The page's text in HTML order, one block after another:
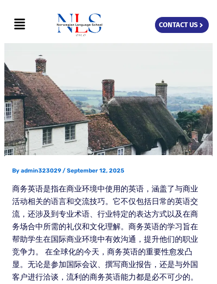
content
Menu CONTACT US
By admin323029 / September 12, 2025
商务英语是指在商业环境中使用的英语，涵盖了与商业
活动相关的语言和交流技巧。它不仅包括日常的英语交
流，还涉及到专业术语、行业特定的表达方式以及在商
务场合中所需的礼仪和文化理解。商务英语的学习旨在
帮助学生在国际商业环境中有效沟通，提升他们的职业
竞争力。 在全球化的今天，商务英语的重要性愈发凸
显。无论是参加国际会议、撰写商业报告，还是与外国
客户进行洽谈，流利的商务英语能力都是必不可少的。